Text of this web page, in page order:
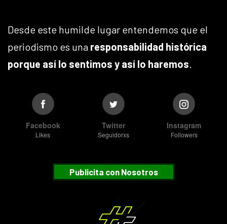
Desde este humilde lugar entendemos que el
periodismo es una responsabilidad histórica
porque así lo sentimos y así lo haremos.
Facebook
Likes
Twitter
Seguidorxs
Instagram
Followers
Publicita con Nosotros